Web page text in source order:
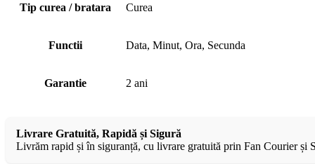
Tip curea / bratara Curea
Functii Data, Minut, Ora, Secunda
Garantie 2 ani
Livrare Gratuită, Rapidă și Sigură
Livrăm rapid și în siguranță, cu livrare gratuită prin Fan Courier și